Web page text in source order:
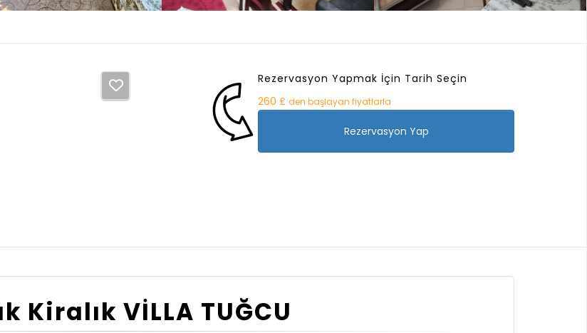
Rezervasyon Yapmak İçin Tarih Seçin
260 £ den başlayan fiyatlarla
Rezervasyon Yap
Kiralık VİLLA TUĞCU